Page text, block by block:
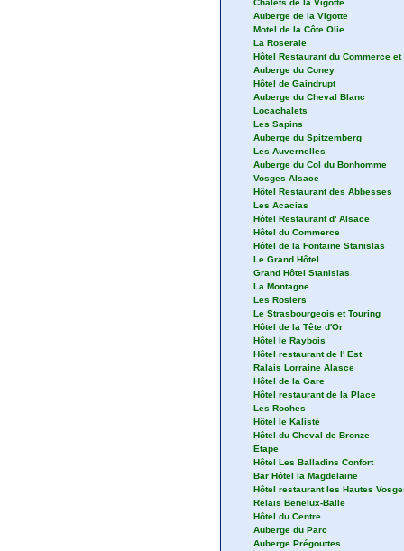
Chalets de la Vigotte
Auberge de la Vigotte
Motel de la Côte Olie
La Roseraie
Hôtel Restaurant du Commerce
Auberge du Coney
Hôtel de Gaindrupt
Auberge du Cheval Blanc
Locachalets
Les Sapins
Auberge du Spitzemberg
Les Auvernelles
Auberge du Col du Bonhomme
Vosges Alsace
Hôtel Restaurant des Abbesses
Les Acacias
Hôtel Restaurant d' Alsace
Hôtel du Commerce
Hôtel de la Fontaine Stanislas
Le Grand Hôtel
Grand Hôtel Stanislas
La Montagne
Les Rosiers
Le Strasbourgeois et Touring
Hôtel de la Tête d'Or
Hôtel le Raybois
Hôtel restaurant de l' Est
Ralais Lorraine Alasce
Hôtel de la Gare
Hôtel restaurant de la Place
Les Roches
Hôtel le Kalisté
Hôtel du Cheval de Bronze
Etape
Hôtel Les Balladins Confort
Bar Hôtel la Magdelaine
Hôtel restaurant les Hautes
Relais Benelux-Balle
Hôtel du Centre
Auberge du Parc
Auberge Prégouttes